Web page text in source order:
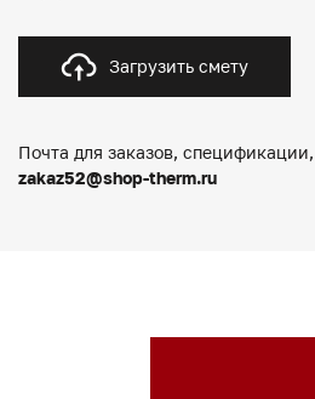
Загрузить смету
Почта для заказов,
zakaz52@shop-therm.ru